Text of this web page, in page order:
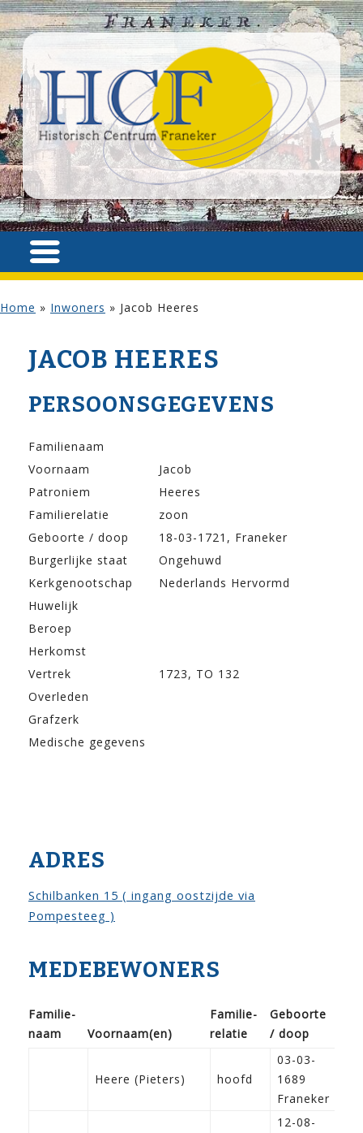
Home » Inwoners » Jacob Heeres
JACOB HEERES
PERSOONSGEGEVENS
Familienaam
Voornaam
Jacob
Patroniem
Heeres
Familierelatie
zoon
Geboorte / doop
18-03-1721, Franeker
Burgerlijke staat
Ongehuwd
Kerkgenootschap
Nederlands Hervormd
Huwelijk
Beroep
Herkomst
Vertrek
1723, TO 132
Overleden
Grafzerk
Medische gegevens
ADRES
Schilbanken 15 ( ingang oostzijde via
Pompesteeg )
MEDEBEWONERS
Familie­
naam
Voor­naam(en)
Familie­
relatie
Geboorte
/ doop
Heere (Pieters) hoofd
03-03-
1689
Franeker
12-08-